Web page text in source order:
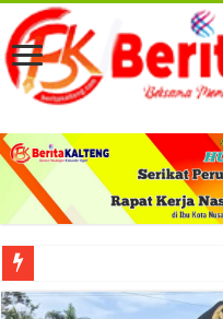
Viral! Selama Dua Bulan Lebih